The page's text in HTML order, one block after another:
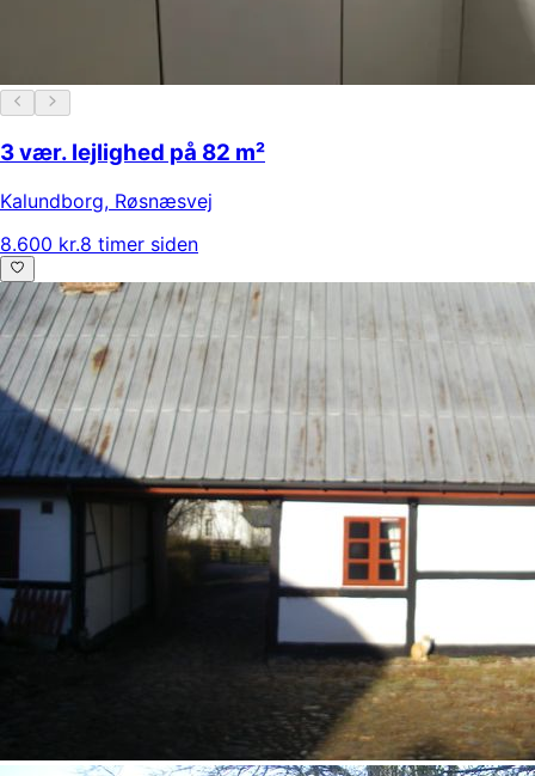
3 vær. lejlighed på 82 m²
Kalundborg, Røsnæsvej
8.600 kr.8 timer siden